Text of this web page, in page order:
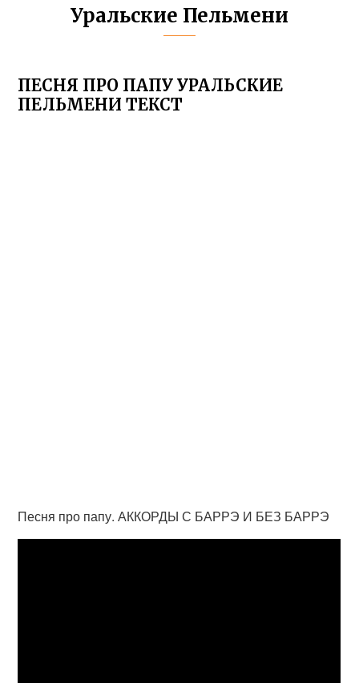
Уральские Пельмени
ПЕСНЯ ПРО ПАПУ УРАЛЬСКИЕ
ПЕЛЬМЕНИ ТЕКСТ
Песня про папу. АККОРДЫ С БАРРЭ И БЕЗ БАРРЭ